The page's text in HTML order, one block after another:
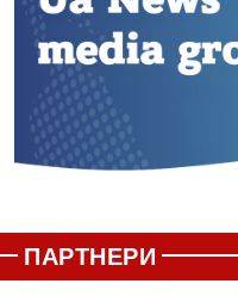
ПАРТНЕРИ